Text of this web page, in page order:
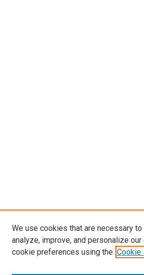
We use cookies that are necessary
analyze, improve, and personalize
cookie preferences using the Cookie